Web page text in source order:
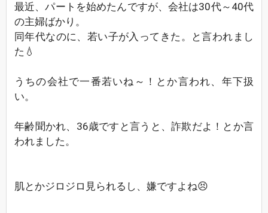
最近、パートを始めたんですが、会社は30代～40代
の主婦ばかり。
同年代なのに、若い子が入ってきた。と言われまし
た💧
うちの会社で一番若いね～！とか言われ、年下扱
い。
年齢聞かれ、36歳ですと言うと、詐欺だよ！とか言
われました。
肌とかジロジロ見られるし、嫌ですよね😣